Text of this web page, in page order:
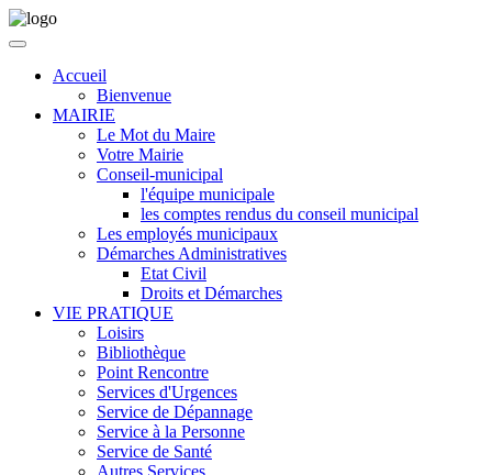
Accueil
Bienvenue
MAIRIE
Le Mot du Maire
Votre Mairie
Conseil-municipal
l'équipe municipale
les comptes rendus du conseil municipal
Les employés municipaux
Démarches Administratives
Etat Civil
Droits et Démarches
VIE PRATIQUE
Loisirs
Bibliothèque
Point Rencontre
Services d'Urgences
Service de Dépannage
Service à la Personne
Service de Santé
Autres Services